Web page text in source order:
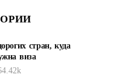
стран, куда
виза